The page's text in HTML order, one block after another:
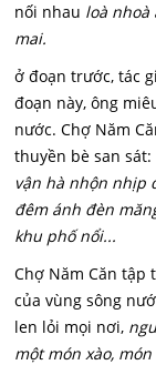
nối nhau loà nhoà
mai.
ở đoạn trước, tác
đoạn này, ông
nước. Chợ Năm
thuyền bè san sát:
vận hà nhộn nhịp
đêm ánh đèn
khu phố nổi...
Chợ Năm Căn tập
của vùng sông
len lỏi mọi nơi,
một món xào,